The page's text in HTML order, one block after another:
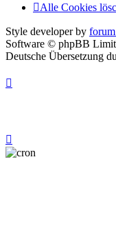
Alle Cookies
Style developer by
Software © phpBB
Deutsche Übersetzung